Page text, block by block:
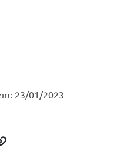
23/01/2023